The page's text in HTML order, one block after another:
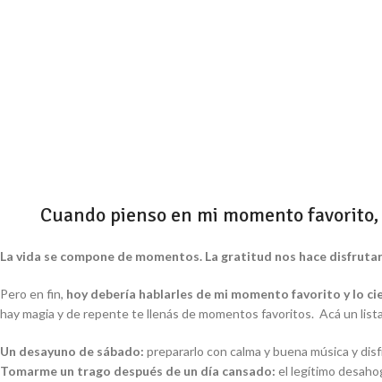
Cuando pienso en mi momento
La vida se compone de momentos. La gratitud nos hace
Pero en fin, hoy debería hablarles de mi momento favorito y lo
hay magia y de repente te llenás de momentos favoritos. Acá un
Un desayuno de sábado: prepararlo con calma y buena música y
Tomarme un trago después de un día cansado: el legítimo